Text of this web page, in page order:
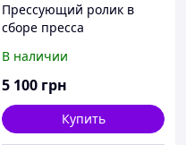
Прессующий ролик в
сборе пресса
Роллер
В наличии
5 100 грн
Купить